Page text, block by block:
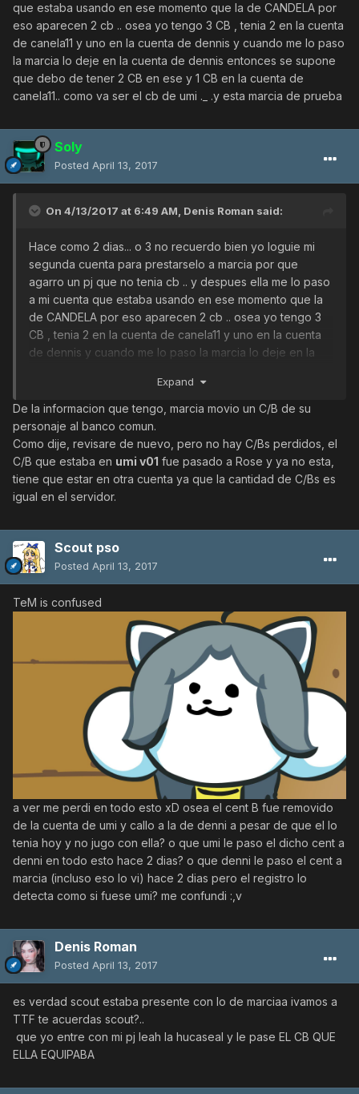
que estaba usando en ese momento que la de CANDELA por
eso aparecen 2 cb .. osea yo tengo 3 CB , tenia 2 en la cuenta
de canela11 y uno en la cuenta de dennis y cuando me lo paso
la marcia lo deje en la cuenta de dennis entonces se supone
que debo de tener 2 CB en ese y 1 CB en la cuenta de
canela11.. como va ser el cb de umi ._ .y esta marcia de prueba
Soly
Posted April 13, 2017
On 4/13/2017 at 6:49 AM, Denis Roman said:
Hace como 2 dias... o 3 no recuerdo bien yo loguie mi
segunda cuenta para prestarselo a marcia por que
agarro un pj que no tenia cb .. y despues ella me lo paso
a mi cuenta que estaba usando en ese momento que la
de CANDELA por eso aparecen 2 cb .. osea yo tengo 3
CB , tenia 2 en la cuenta de canela11 y uno en la cuenta
de dennis y cuando me lo paso la marcia lo deje en la
tener 2 CB en ese y 1 CB en la cuenta de canela11.. como
va ser el cb de umi ._ .y esta marcia de prueba
Expand
De la informacion que tengo, marcia movio un C/B de su
personaje al banco comun.
Como dije, revisare de nuevo, pero no hay C/Bs perdidos, el
C/B que estaba en umi v01 fue pasado a Rose y ya no esta,
tiene que estar en otra cuenta ya que la cantidad de C/Bs es
igual en el servidor.
Scout pso
Posted April 13, 2017
TeM is confused
a ver me perdi en todo esto xD osea el cent B fue removido
de la cuenta de umi y callo a la de denni a pesar de que el lo
tenia hoy y no jugo con ella? o que umi le paso el dicho cent a
denni en todo esto hace 2 dias? o que denni le paso el cent a
marcia (incluso eso lo vi) hace 2 dias pero el registro lo
detecta como si fuese umi? me confundi :,v
Denis Roman
Posted April 13, 2017
es verdad scout estaba presente con lo de marciaa ivamos a
TTF te acuerdas scout?..
que yo entre con mi pj leah la hucaseal y le pase EL CB QUE
ELLA EQUIPABA